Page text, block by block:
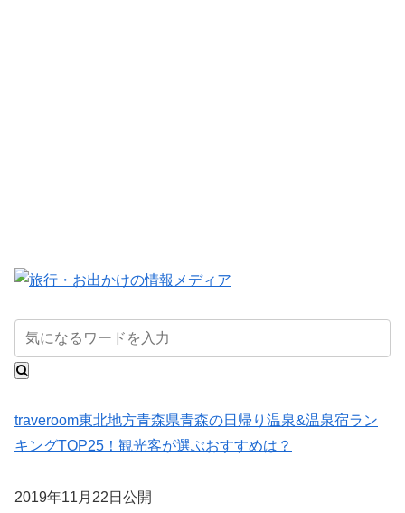
traveroom東北地方青森県青森の日帰り温泉&温泉宿ラン
キングTOP25！観光客が選ぶおすすめは？
2019年11月22日公開